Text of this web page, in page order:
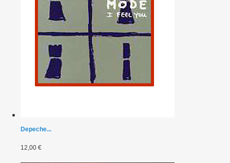
Depeche...
12,00 €